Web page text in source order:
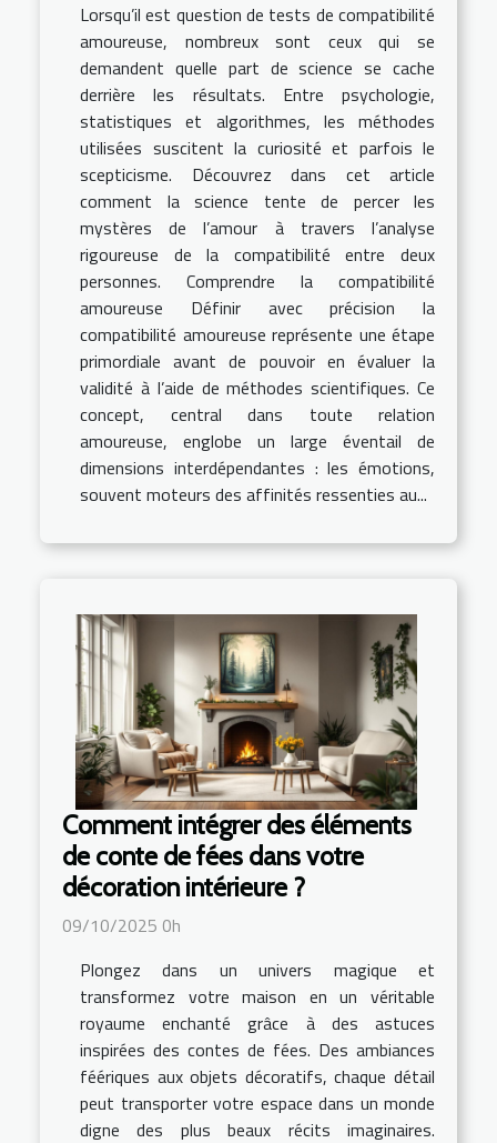
Lorsqu’il est question de tests de compatibilité
amoureuse, nombreux sont ceux qui se
demandent quelle part de science se cache
derrière les résultats. Entre psychologie,
statistiques et algorithmes, les méthodes
utilisées suscitent la curiosité et parfois le
scepticisme. Découvrez dans cet article
comment la science tente de percer les
mystères de l’amour à travers l’analyse
rigoureuse de la compatibilité entre deux
personnes. Comprendre la compatibilité
amoureuse Définir avec précision la
compatibilité amoureuse représente une étape
primordiale avant de pouvoir en évaluer la
validité à l’aide de méthodes scientifiques. Ce
concept, central dans toute relation
amoureuse, englobe un large éventail de
dimensions interdépendantes : les émotions,
souvent moteurs des affinités ressenties au...
Comment intégrer des éléments
de conte de fées dans votre
décoration intérieure ?
09/10/2025 0h
Plongez dans un univers magique et
transformez votre maison en un véritable
royaume enchanté grâce à des astuces
inspirées des contes de fées. Des ambiances
féériques aux objets décoratifs, chaque détail
peut transporter votre espace dans un monde
digne des plus beaux récits imaginaires.